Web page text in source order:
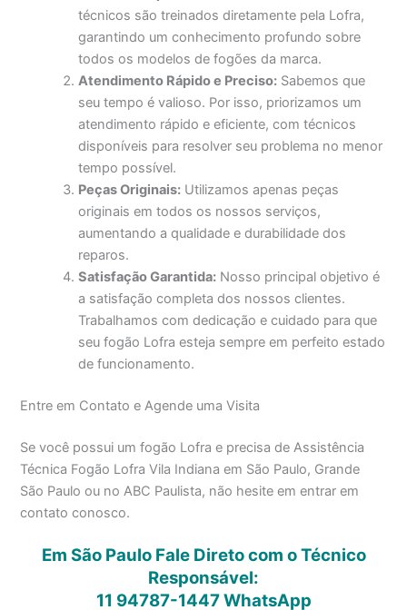
técnicos são treinados diretamente pela Lofra,
garantindo um conhecimento profundo sobre
todos os modelos de fogões da marca.
Atendimento Rápido e Preciso: Sabemos que
seu tempo é valioso. Por isso, priorizamos um
atendimento rápido e eficiente, com técnicos
disponíveis para resolver seu problema no menor
tempo possível.
Peças Originais: Utilizamos apenas peças
originais em todos os nossos serviços,
aumentando a qualidade e durabilidade dos
reparos.
Satisfação Garantida: Nosso principal objetivo é
a satisfação completa dos nossos clientes.
Trabalhamos com dedicação e cuidado para que
seu fogão Lofra esteja sempre em perfeito estado
de funcionamento.
Entre em Contato e Agende uma Visita
Se você possui um fogão Lofra e precisa de Assistência
Técnica Fogão Lofra Vila Indiana em São Paulo, Grande
São Paulo ou no ABC Paulista, não hesite em entrar em
contato conosco.
Em São Paulo Fale Direto com o Técnico
Responsável:
11 94787-1447WhatsApp